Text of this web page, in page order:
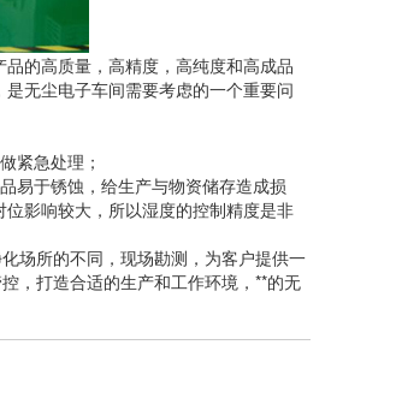
的高质量，高精度，高纯度和高成品
无尘电子车间需要考虑的一个重要问
紧急处理；
易于锈蚀，给生产与物资储存造成损
影响较大，所以湿度的控制精度是非
场所的不同，现场勘测，为客户提供一
，打造合适的生产和工作环境，**的无